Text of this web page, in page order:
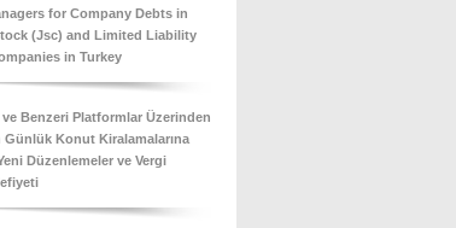
for Company Debts in
(Jsc) and Limited Liability
in Turkey
Benzeri Platformlar Üzerinden
Günlük Konut Kiralamalarına
Düzenlemeler ve Vergi